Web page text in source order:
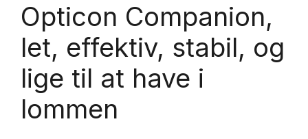
Opticon Companion,
let, effektiv, stabil, og
lige til at have i
lommen